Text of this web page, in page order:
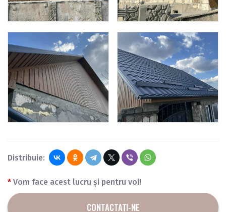
Distribuie:
* Vom face acest lucru și pentru voi!
CONTACTAȚI-NE